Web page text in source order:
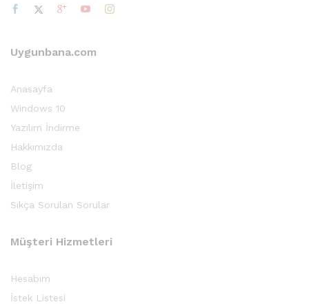
Uygunbana.com
Anasayfa
Windows 10
Yazılım İndirme
Hakkımızda
Blog
İletişim
Sıkça Sorulan Sorular
Müşteri Hizmetleri
Hesabım
İstek Listesi